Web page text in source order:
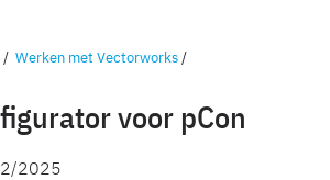
/ Werken met Vectorworks/
voor pCon
2025